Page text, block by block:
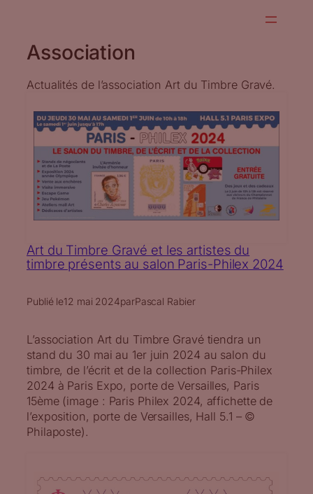
Association
Actualités de l’association Art du Timbre Gravé.
Art du Timbre Gravé et les artistes du
timbre présents au salon Paris-Philex 2024
Publié le12 mai 2024parPascal Rabier
L’association Art du Timbre Gravé tiendra un
stand du 30 mai au 1er juin 2024 au salon du
timbre, de l’écrit et de la collection Paris-Philex
2024 à Paris Expo, porte de Versailles, Paris
15ème (image : Paris Philex 2024, affichette de
l’exposition, porte de Versailles, Hall 5.1 – ©
Philaposte).